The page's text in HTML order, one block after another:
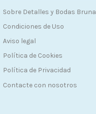
Sobre Detalles y Bodas Bruna
Condiciones de Uso
Aviso legal
Política de Cookies
Política de Privacidad
Contacte con nosotros